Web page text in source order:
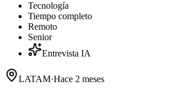
Tecnología
Tiempo completo
Remoto
Senior
Entrevista IA
LATAM·Hace 2 meses